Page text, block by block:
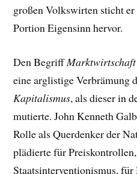
großen Volkswirten sticht
Portion Eigensinn hervor.
Den BegriffMarktwirtschaft
eine arglistige Verbrämung
Kapitalismus, als dieser in
mutierte. John Kenneth
Rolle als Querdenker der
plädierte für
Staatsinterventionismus,